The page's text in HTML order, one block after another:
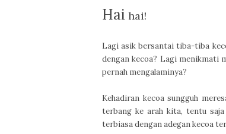
Hai hai!
Lagi asik bersantai tiba-tiba
dengan kecoa? Lagi menikmati
pernah mengalaminya?
Kehadiran kecoa sungguh
terbang ke arah kita, tentu
terbiasa dengan adegan kecoa